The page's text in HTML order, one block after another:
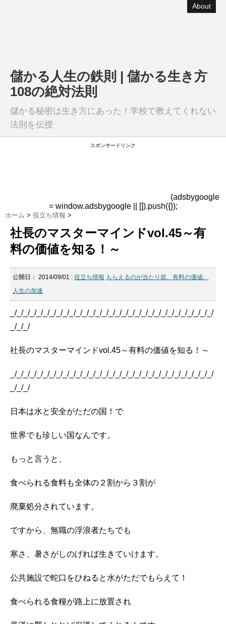
About
儲かる人生の鉄則 | 儲かる生き方
108の絶対法則
儲かる秘密は生き方にあった！学校で教えてくれない
法則を伝授
スポンサードリンク
(adsbygoogle
= window.adsbygoogle || []).push({});
ホーム > 役立ち情報 >
社長のマスターマインドvol.45～有
料の価値を知る！～
公開日： 2014/09/01 : 役立ち情報 もらえるのが当たり前、有料の価値、
人生の加速
_/_/_/_/_/_/_/_/_/_/_/_/_/_/_/_/_/_/_/_/_/_/_/_/_/_/_/_/_/_/_/
_/_/_/
社長のマスターマインドvol.45～有料の価値を知る！～
_/_/_/_/_/_/_/_/_/_/_/_/_/_/_/_/_/_/_/_/_/_/_/_/_/_/_/_/_/_/_/
_/_/_/
日本は水と安全がただの国！で
世界でも珍しい国なんです。
もっと言うと、
食べられる食料も全体の２割から３割が
廃棄処分されています。
ですから、無職の浮浪者たちでも
寒さ、暑さがしのげれば生きていけます。
公共施設で蛇口をひねると水がただでもらえて！
食べられる食糧が路上に放置され